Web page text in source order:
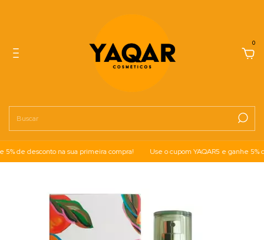
0
de desconto na sua primeira compra! Use o cupom YAQAR5 e ganhe 5%